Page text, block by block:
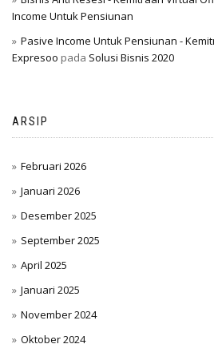
Income Untuk Pensiunan
Pasive Income Untuk Pensiunan -
Expresoo pada Solusi Bisnis 2020
ARSIP
Februari 2026
Januari 2026
Desember 2025
September 2025
April 2025
Januari 2025
November 2024
Oktober 2024